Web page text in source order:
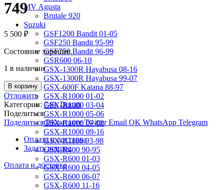
MV Agusta
Brutale 920
Suzuki
GSF1200 Bandit 01-05
GSF250 Bandit 95-99
GSF750 Bandit 96-99
GSR600 06-10
GSX-1300R Hayabusa 08-16
GSX-1300R Hayabusa 99-07
GSX-600F Katana 88-97
GSX-R1000 01-02
GSX-R1000 03-04
GSX-R1000 05-06
GSX-R1000 07-08
GSX-R1000 09-16
GSX-R1100 93-98
GSX-R400 90-95
GSX-R600 01-03
GSX-R600 04-05
GSX-R600 06-07
GSX-R600 11-16
749
5 500 ₽
Состояние хорошее.
1 в наличии
В корзину
Отложить
Категории:749, Ducati
Поделиться
Поделиться ВКонтакте Twitter Email OK WhatsApp Telegram
Оплата и доставка
Задать вопрос
Оплата и доставка